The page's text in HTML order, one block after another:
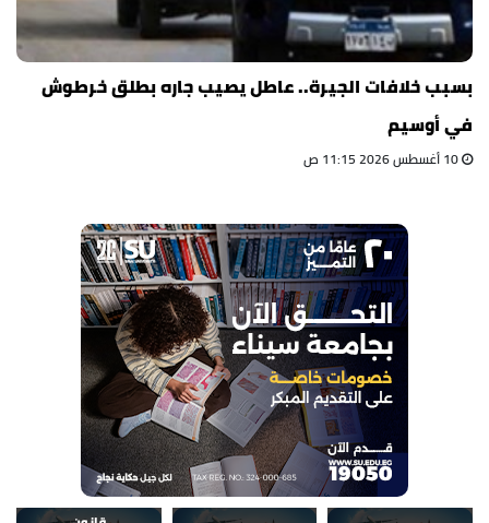
بسبب خلافات الجيرة.. عاطل يصيب جاره بطلق خرطوش
في أوسيم